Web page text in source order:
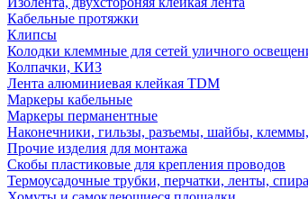
Кабельные протяжки
Клипсы
Колодки клеммные для сетей уличного
Колпачки, КИЗ
Лента алюминиевая клейкая TDM
Маркеры кабельные
Маркеры перманентные
Наконечники, гильзы, разъемы, шайбы,
Прочие изделия для монтажа
Скобы пластиковые для крепления проводов
Термоусадочные трубки, перчатки, ленты,